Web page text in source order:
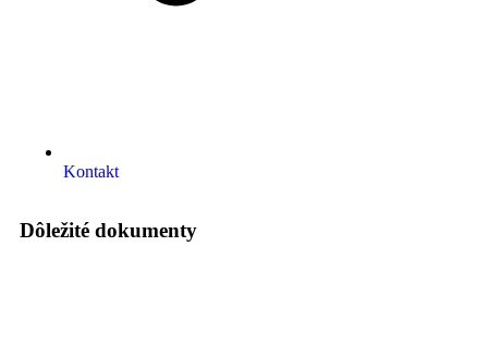
Kontakt
Dôležité dokumenty